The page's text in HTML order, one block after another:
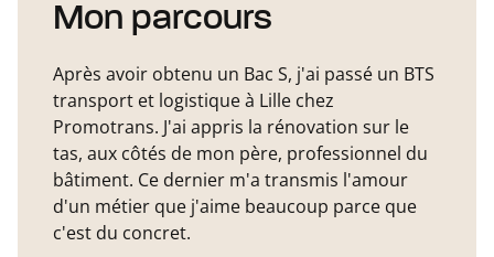
Mon parcours
Après avoir obtenu un Bac S, j'ai passé un BTS
transport et logistique à Lille chez
Promotrans. J'ai appris la rénovation sur le
tas, aux côtés de mon père, professionnel du
bâtiment. Ce dernier m'a transmis l'amour
d'un métier que j'aime beaucoup parce que
c'est du concret.